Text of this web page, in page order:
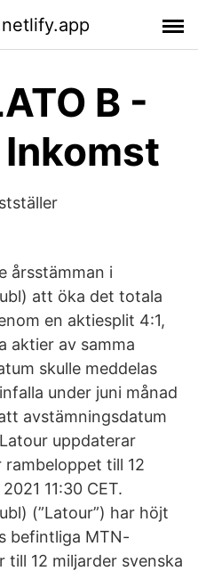
B -
Inkomst
årsstämman i
att öka det totala
en aktiesplit 4:1,
aktier av samma
skulle meddelas
under juni månad
avstämningsdatum
uppdaterar
till 12
11:30 CET.
(”Latour”) har höjt
befintliga MTN-
till 12 miljarder svenska